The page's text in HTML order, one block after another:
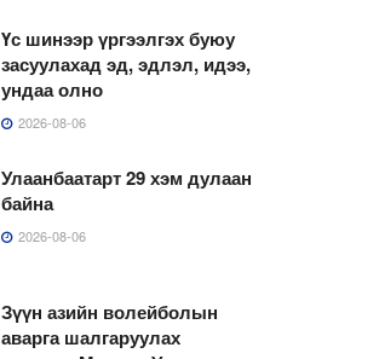
Үс шинээр үргээлгэх буюу
засуулахад эд, эдлэл, идээ,
ундаа олно
2026-08-06
Улаанбаатарт 29 хэм дулаан
байна
2026-08-06
Зүүн азийн волейболын
аварга шалгаруулах